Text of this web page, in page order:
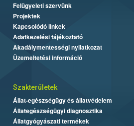
Felügyeleti szervünk
Projektek
Kapcsolódó linkek
Adatkezelési tájékoztató
Akadálymentességi nyilatkozat
Üzemeltetési információ
Szakterületek
Állat-egészségügy és állatvédelem
Állategészségügyi diagnosztika
Állatgyógyászati termékek